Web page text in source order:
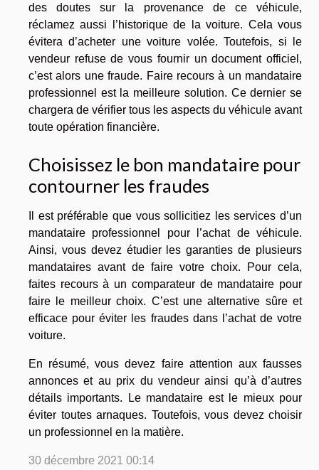
des doutes sur la provenance de ce véhicule,
réclamez aussi l’historique de la voiture. Cela vous
évitera d’acheter une voiture volée. Toutefois, si le
vendeur refuse de vous fournir un document officiel,
c’est alors une fraude. Faire recours à un mandataire
professionnel est la meilleure solution. Ce dernier se
chargera de vérifier tous les aspects du véhicule avant
toute opération financière.
Choisissez le bon mandataire pour
contourner les fraudes
Il est préférable que vous sollicitiez les services d’un
mandataire professionnel pour l’achat de véhicule.
Ainsi, vous devez étudier les garanties de plusieurs
mandataires avant de faire votre choix. Pour cela,
faites recours à un comparateur de mandataire pour
faire le meilleur choix. C’est une alternative sûre et
efficace pour éviter les fraudes dans l’achat de votre
voiture.
En résumé, vous devez faire attention aux fausses
annonces et au prix du vendeur ainsi qu’à d’autres
détails importants. Le mandataire est le mieux pour
éviter toutes arnaques. Toutefois, vous devez choisir
un professionnel en la matière.
30 décembre 2021 00:14